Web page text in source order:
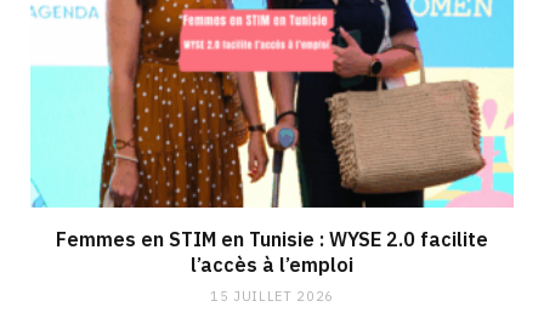
Femmes en STIM en Tunisie : WYSE 2.0 facilite
l’accès à l’emploi
15 JUILLET 2026